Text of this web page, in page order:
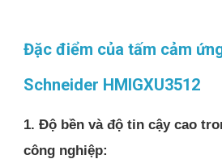
Đặc điểm của tấm cảm
Schneider HMIGXU3512
1. Độ bền và độ tin cậy cao
công nghiệp: